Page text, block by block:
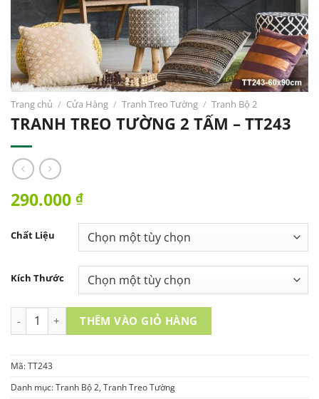
Trang chủ / Cửa Hàng / Tranh Treo Tường / Tranh Bộ 2
TRANH TREO TƯỜNG 2 TẤM – TT243
290.000 ₫
Chất Liệu
Kích Thước
TRANH TREO TƯỜNG 2 TẤM – TT243 số lượng
THÊM VÀO GIỎ HÀNG
Mã:TT243
Danh mục:Tranh Bộ 2, Tranh Treo Tường